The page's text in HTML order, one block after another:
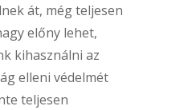
át, még teljesen
előny lehet,
kihasználni az
elleni védelmét
teljesen